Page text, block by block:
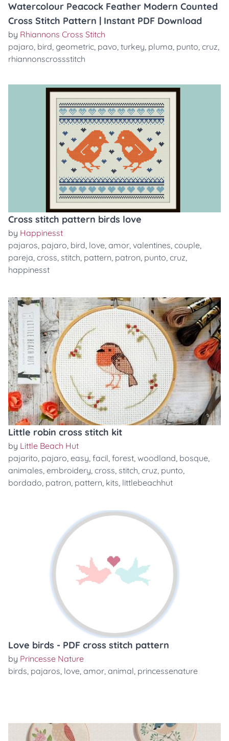
Watercolour Peacock Feather Modern Counted
Cross Stitch Pattern | Instant PDF Download
by Rhiannons Cross Stitch
pajaro, bird, geometric, pavo, turkey, pluma, punto, cruz,
rhiannonscrossstitch
Cross stitch pattern birds love
by Happinesst
pajaros, pajaro, bird, love, amor, valentines, couple,
pareja, cross, stitch, pattern, patron, punto, cruz,
happinesst
Little robin cross stitch kit
by Little Beach Hut
pajarito, pajaro, easy, facil, forest, woodland, bosque,
animales, embroidery, cross, stitch, cruz, punto,
bordado, patron, pattern, kits, littlebeachhut
Love birds - PDF cross stitch pattern
by Princesse Nature
birds, pajaros, love, amor, animal, princessenature